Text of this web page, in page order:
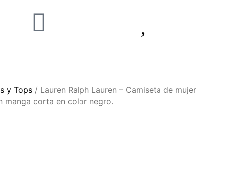
y Tops / Lauren Ralph Lauren – Camiseta de mujer
manga corta en color negro.